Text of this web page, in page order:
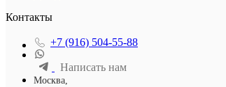
Контакты
+7 (916) 504-55-88
Написать нам
Москва,